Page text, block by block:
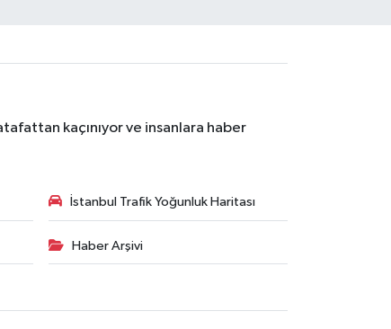
kaçınıyor ve insanlara haber
İstanbul Trafik Yoğunluk Haritası
Haber Arşivi